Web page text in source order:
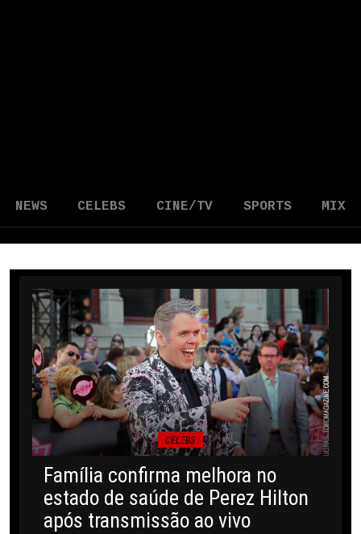
NEWS CELEBS CINE/TV SPORTS MIX
CELEBS
Família confirma melhora no
estado de saúde de Perez Hilton
após transmissão ao vivo